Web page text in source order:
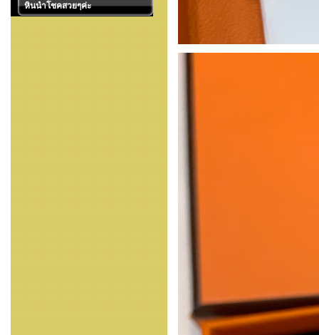
หินนำโชคสวยๆค่ะ